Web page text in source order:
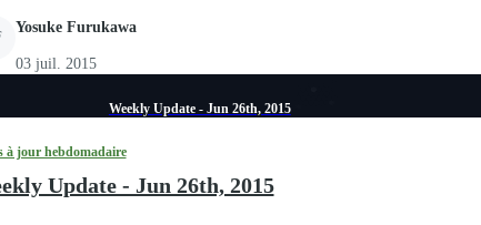
Yosuke Furukawa
03 juil. 2015
Weekly Update - Jun 26th, 2015
à jour hebdomadaire
Update - Jun 26th, 2015